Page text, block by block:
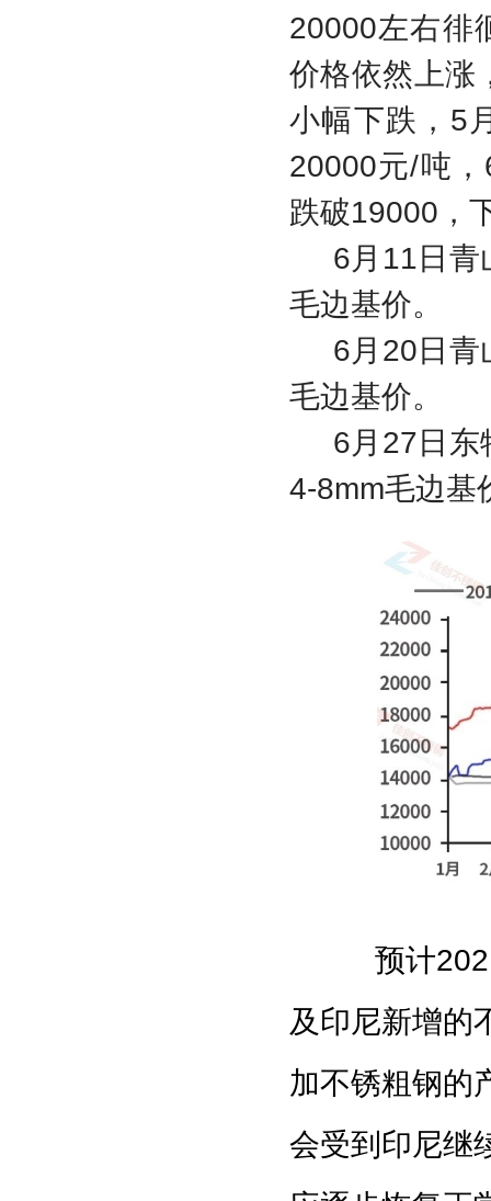
20000左右徘
价格依然上涨
小幅下跌，5
20000元/吨
跌破19000，
6月11日青
毛边基价。
6月20日青
毛边基价。
6月27日东
4-8mm毛边基
预计
及印尼新增的
加不锈粗钢的
会受到印尼继